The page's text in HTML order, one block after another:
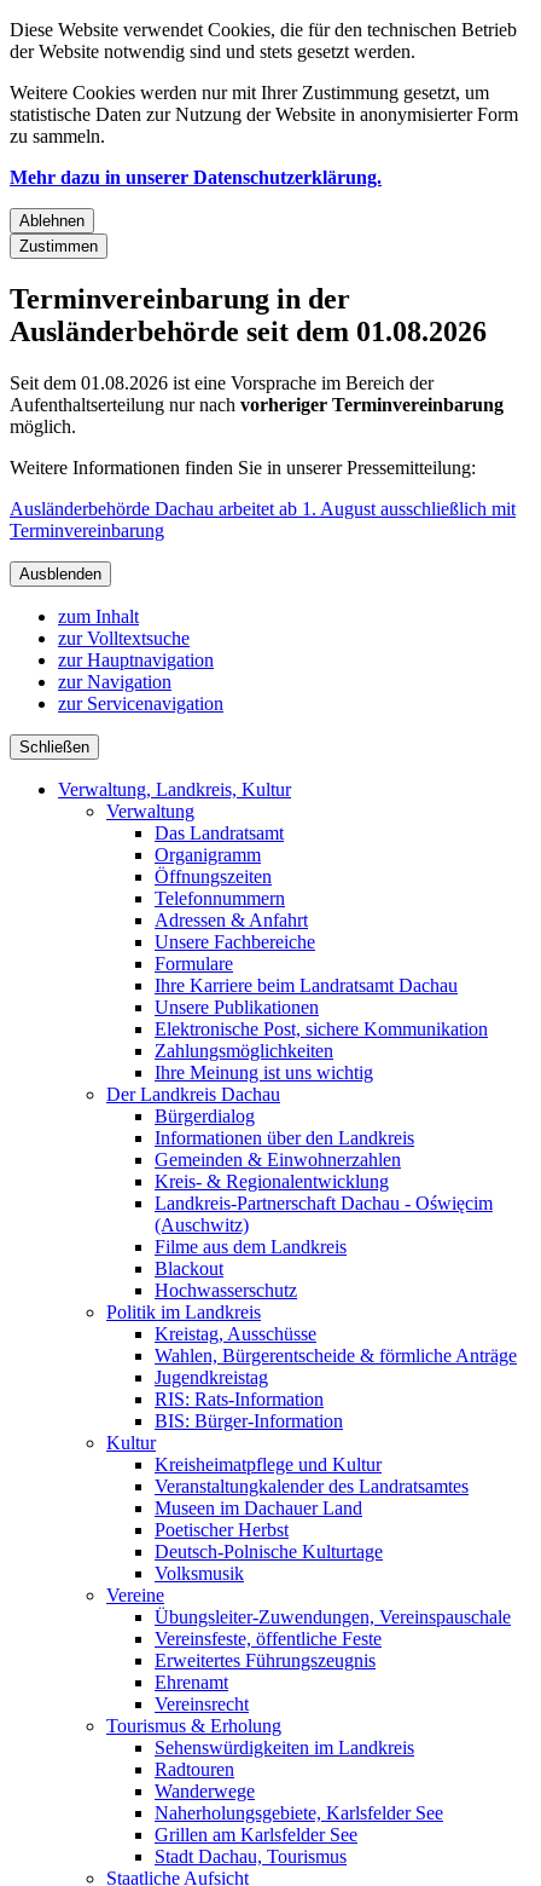
Diese Website verwendet Cookies, die für den technischen Betrieb
der Website notwendig sind und stets gesetzt werden.
Weitere Cookies werden nur mit Ihrer Zustimmung gesetzt, um
statistische Daten zur Nutzung der Website in anonymisierter Form
zu sammeln.
Mehr dazu in unserer Datenschutzerklärung.
Ablehnen
Zustimmen
Terminvereinbarung in der
Ausländerbehörde seit dem 01.08.2026
Seit dem 01.08.2026 ist eine Vorsprache im Bereich der
Aufenthaltserteilung nur nach vorheriger Terminvereinbarung
möglich.
Weitere Informationen finden Sie in unserer Pressemitteilung:
Ausländerbehörde Dachau arbeitet ab 1. August ausschließlich mit
Terminvereinbarung
Ausblenden
zum Inhalt
zur Volltextsuche
zur Hauptnavigation
zur Navigation
zur Servicenavigation
Schließen
Verwaltung, Landkreis, Kultur
Verwaltung
Das Landratsamt
Organigramm
Öffnungszeiten
Telefonnummern
Adressen & Anfahrt
Unsere Fachbereiche
Formulare
Ihre Karriere beim Landratsamt Dachau
Unsere Publikationen
Elektronische Post, sichere Kommunikation
Zahlungsmöglichkeiten
Ihre Meinung ist uns wichtig
Der Landkreis Dachau
Bürgerdialog
Informationen über den Landkreis
Gemeinden & Einwohnerzahlen
Kreis- & Regionalentwicklung
Landkreis-Partnerschaft Dachau - Oświęcim
(Auschwitz)
Filme aus dem Landkreis
Blackout
Hochwasserschutz
Politik im Landkreis
Kreistag, Ausschüsse
Wahlen, Bürgerentscheide & förmliche Anträge
Jugendkreistag
RIS: Rats-Information
BIS: Bürger-Information
Kultur
Kreisheimatpflege und Kultur
Veranstaltungkalender des Landratsamtes
Museen im Dachauer Land
Poetischer Herbst
Deutsch-Polnische Kulturtage
Volksmusik
Vereine
Übungsleiter-Zuwendungen, Vereinspauschale
Vereinsfeste, öffentliche Feste
Erweitertes Führungszeugnis
Ehrenamt
Vereinsrecht
Tourismus & Erholung
Sehenswürdigkeiten im Landkreis
Radtouren
Wanderwege
Naherholungsgebiete, Karlsfelder See
Grillen am Karlsfelder See
Stadt Dachau, Tourismus
Staatliche Aufsicht